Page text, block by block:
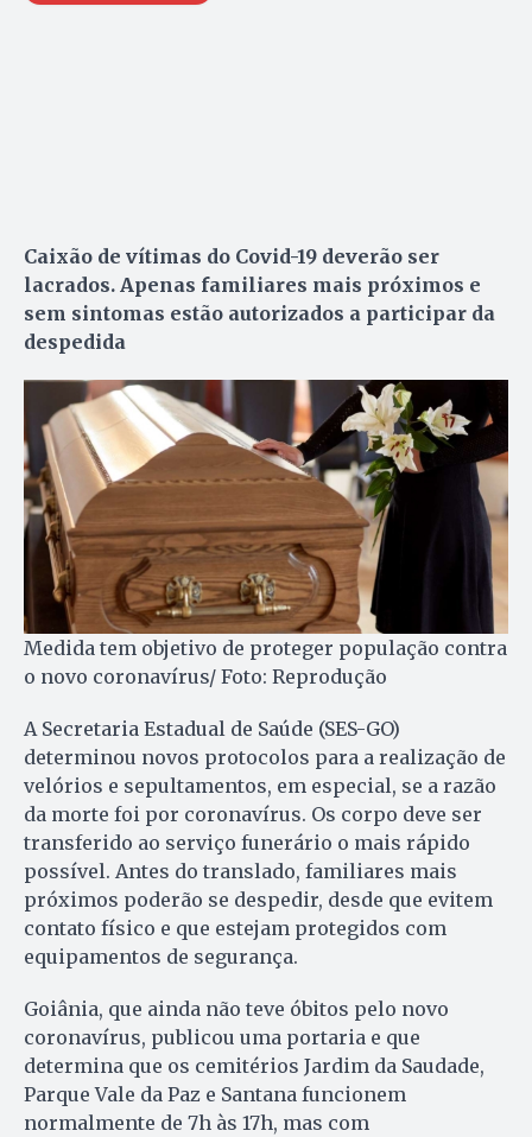
Caixão de vítimas do Covid-19 deverão ser
lacrados. Apenas familiares mais próximos e
sem sintomas estão autorizados a participar da
despedida
Medida tem objetivo de proteger população contra
o novo coronavírus/ Foto: Reprodução
A Secretaria Estadual de Saúde (SES-GO)
determinou novos protocolos para a realização de
velórios e sepultamentos, em especial, se a razão
da morte foi por coronavírus. Os corpo deve ser
transferido ao serviço funerário o mais rápido
possível. Antes do translado, familiares mais
próximos poderão se despedir, desde que evitem
contato físico e que estejam protegidos com
equipamentos de segurança.
Goiânia, que ainda não teve óbitos pelo novo
coronavírus, publicou uma portaria e que
determina que os cemitérios Jardim da Saudade,
Parque Vale da Paz e Santana funcionem
normalmente de 7h às 17h, mas com